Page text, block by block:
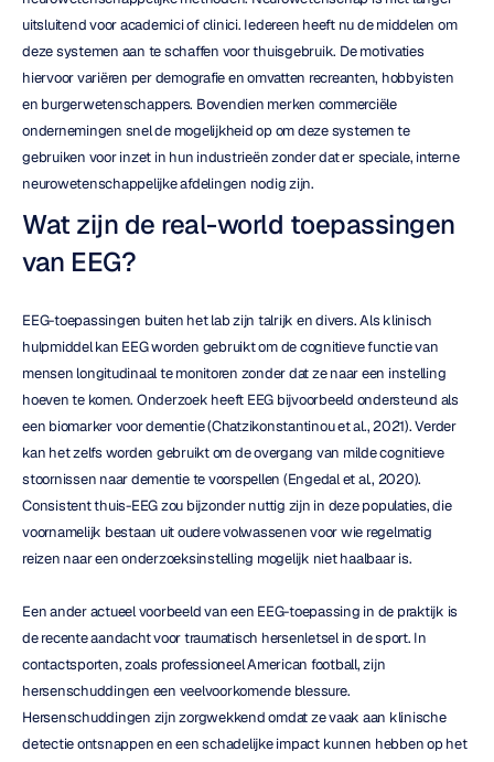
uitsluitend voor academici of clinici. Iedereen heeft nu de middelen om
deze systemen aan te schaffen voor thuisgebruik. De motivaties
hiervoor variëren per demografie en omvatten recreanten, hobbyisten
en burgerwetenschappers. Bovendien merken commerciële
ondernemingen snel de mogelijkheid op om deze systemen te
gebruiken voor inzet in hun industrieën zonder dat er speciale, interne
neurowetenschappelijke afdelingen nodig zijn.
Wat zijn de real-world toepassingen
van EEG?
EEG-toepassingen buiten het lab zijn talrijk en divers. Als klinisch
hulpmiddel kan EEG worden gebruikt om de cognitieve functie van
mensen longitudinaal te monitoren zonder dat ze naar een instelling
hoeven te komen. Onderzoek heeft EEG bijvoorbeeld ondersteund als
een biomarker voor dementie (Chatzikonstantinou et al., 2021). Verder
kan het zelfs worden gebruikt om de overgang van milde cognitieve
stoornissen naar dementie te voorspellen (Engedal et al., 2020).
Consistent thuis-EEG zou bijzonder nuttig zijn in deze populaties, die
voornamelijk bestaan uit oudere volwassenen voor wie regelmatig
reizen naar een onderzoeksinstelling mogelijk niet haalbaar is.
Een ander actueel voorbeeld van een EEG-toepassing in de praktijk is
de recente aandacht voor traumatisch hersenletsel in de sport. In
contactsporten, zoals professioneel American football, zijn
hersenschuddingen een veelvoorkomende blessure.
Hersenschuddingen zijn zorgwekkend omdat ze vaak aan klinische
detectie ontsnappen en een schadelijke impact kunnen hebben op het